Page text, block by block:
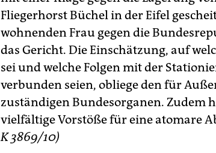
Fliegerhorst Büchel in der Eifel
wohnenden Frau gegen die
das Gericht. Die Einschätzung, auf
sei und welche Folgen mit der
verbunden seien, obliege den für
zuständigen Bundesorganen. Zudem
vielfältige Vorstöße für eine atomare
K 3869/10)